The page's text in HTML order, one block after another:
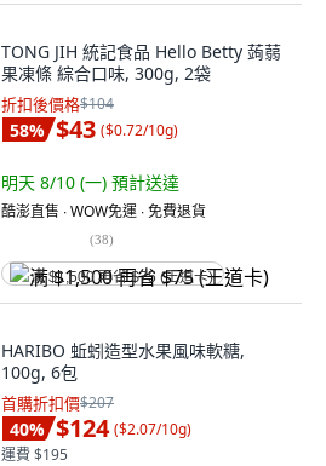
TONG JIH 統記食品 Hello Betty 蒟蒻
果凍條 綜合口味, 300g, 2袋
折扣後價格$104
58% $43 ($0.72/10g)
明天 8/10 (一) 預計送達
酷澎直售 ∙ WOW免運 ∙ 免費退貨
(38)
满 $1,500 再省 $75 (王道卡)
HARIBO 蚯蚓造型水果風味軟糖,
100g, 6包
首購折扣價$207
40% $124 ($2.07/10g)
運費 $195